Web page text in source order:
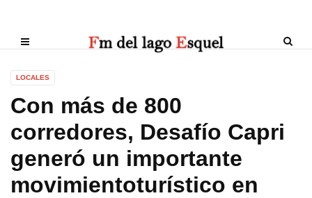
LOCALES
Con más de 800
corredores, Desafío Capri
generó un importante
movimientoturístico en